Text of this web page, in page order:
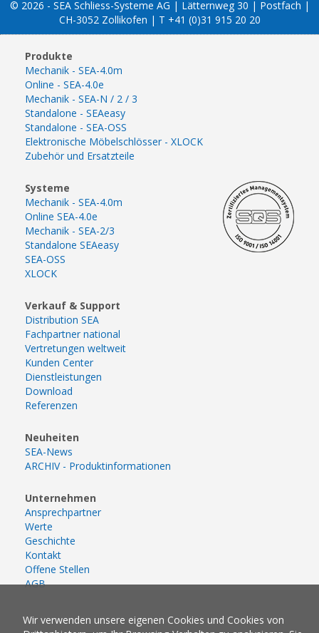
© 2026 - SEA Schliess-Systeme AG | Lätternweg 30 | Postfach |
CH-3052 Zollikofen | T +41 (0)31 915 20 20
Produkte
Mechanik - SEA-4.0m
Online - SEA-4.0e
Mechanik - SEA-N / 2 / 3
Standalone - SEAeasy
Standalone - SEA-OSS
Elektronische Möbelschlösser - XLOCK
Zubehör und Ersatzteile
Systeme
Mechanik - SEA-4.0m
Online SEA-4.0e
Mechanik - SEA-2/3
Standalone SEAeasy
SEA-OSS
XLOCK
Verkauf & Support
Distribution SEA
Fachpartner national
Vertretungen weltweit
Kunden Center
Dienstleistungen
Download
Referenzen
Neuheiten
SEA-News
ARCHIV - Produktinformationen
Unternehmen
Ansprechpartner
Werte
Geschichte
Kontakt
Offene Stellen
AGB
Wir verwenden unsere eigenen Cookies und Cookies von